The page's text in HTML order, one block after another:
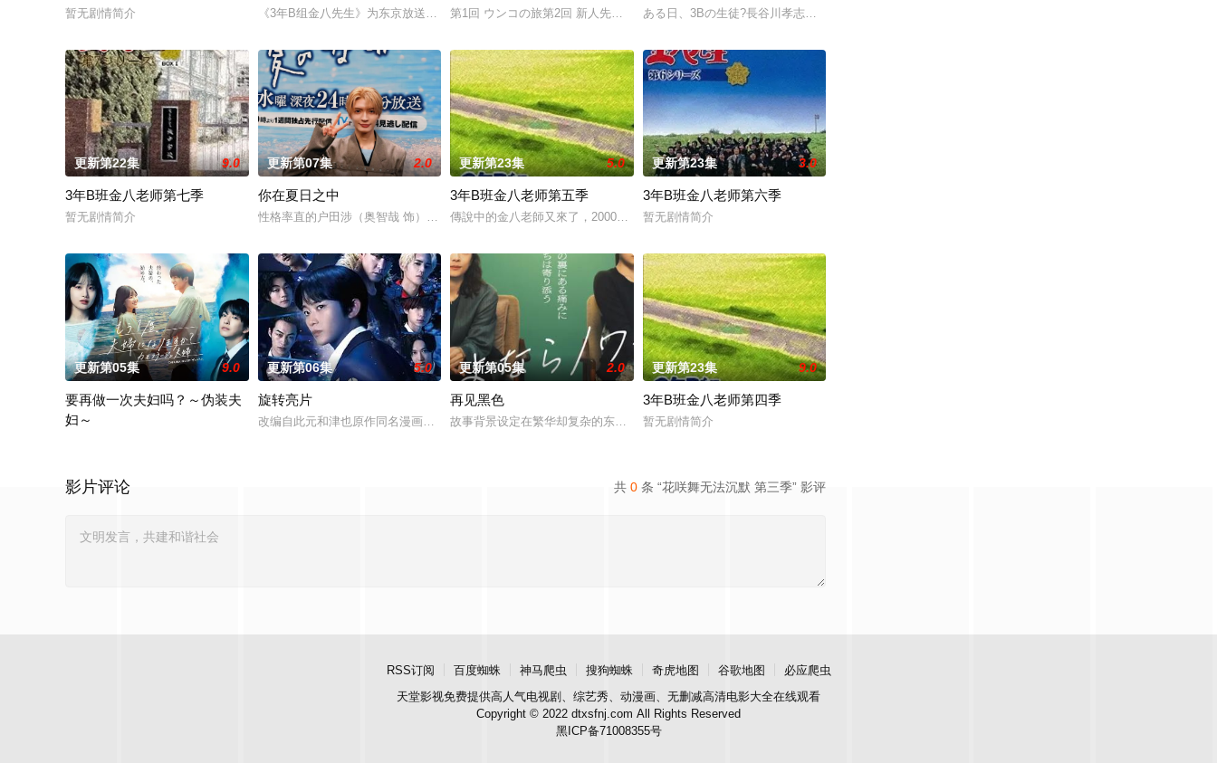
暂无剧情简介 《3年B组金八先生》为东京放送（TBS）自1979年以来 历时三十年制作的一套校园教育电视
第1回 ウンコの旅第2回 新人先生は一年生第3回 穴があったら入りたい第4回 金八の掃除戦
ある日、3Bの生徒?長谷川孝志の両親が桜中学校にやってきた。孝志の夏休みの課題の絵に対する
更新第22集 9.0
3年B班金八老师第七季
暂无剧情简介
更新第07集 2.0
你在夏日之中
性格率直的户田涉（奥智哉 饰）与校园风云人物佐伯千晴（杢代和人 饰）因共同的电影爱好而结缘
更新第23集 5.0
3年B班金八老师第五季
傳說中的金八老師又來了，2000年「3年B班金八老師」最新第五系列隆重登場！21年前在日本
更新第23集 3.0
3年B班金八老师第六季
暂无剧情简介
更新第05集 9.0
要再做一次夫妇吗？～伪装夫
妇～
更新第06集 5.0
旋转亮片
改编自此元和津也原作同名漫画。不起眼的高中生三井宏太在好友内新次郎的邀请下加入了钓鱼部。虽
更新第05集 2.0
再见黑色
故事背景设定在繁华却复杂的东京池袋地区。西池袋警署新设立了“犯罪受害者支援室”，在这里，警
更新第23集 9.0
3年B班金八老师第四季
暂无剧情简介
共 0 条 “花咲舞无法沉默 第三季” 影评
影片评论
RSS订阅 百度蜘蛛 神马爬虫 搜狗蜘蛛 奇虎地图 谷歌地图
必应爬虫
天堂影视免费提供高人气电视剧、综艺秀、动漫画、无删减高清电影大全在线观看
Copyright © 2022 dtxsfnj.com All Rights Reserved
黑ICP备71008355号